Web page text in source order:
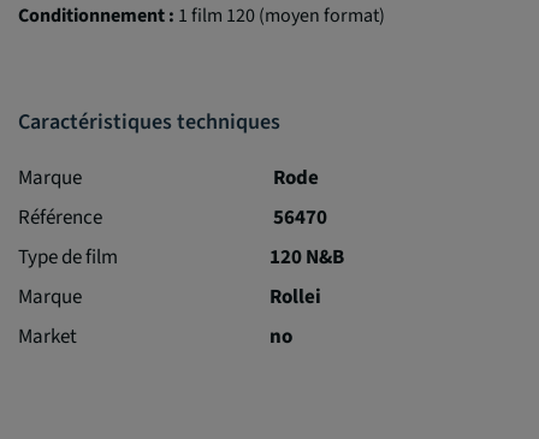
Conditionnement : 1 film 120 (moyen format)
Caractéristiques techniques
Marque
Rode
Référence
56470
Type de film
120 N&B
Marque
Rollei
Market
no